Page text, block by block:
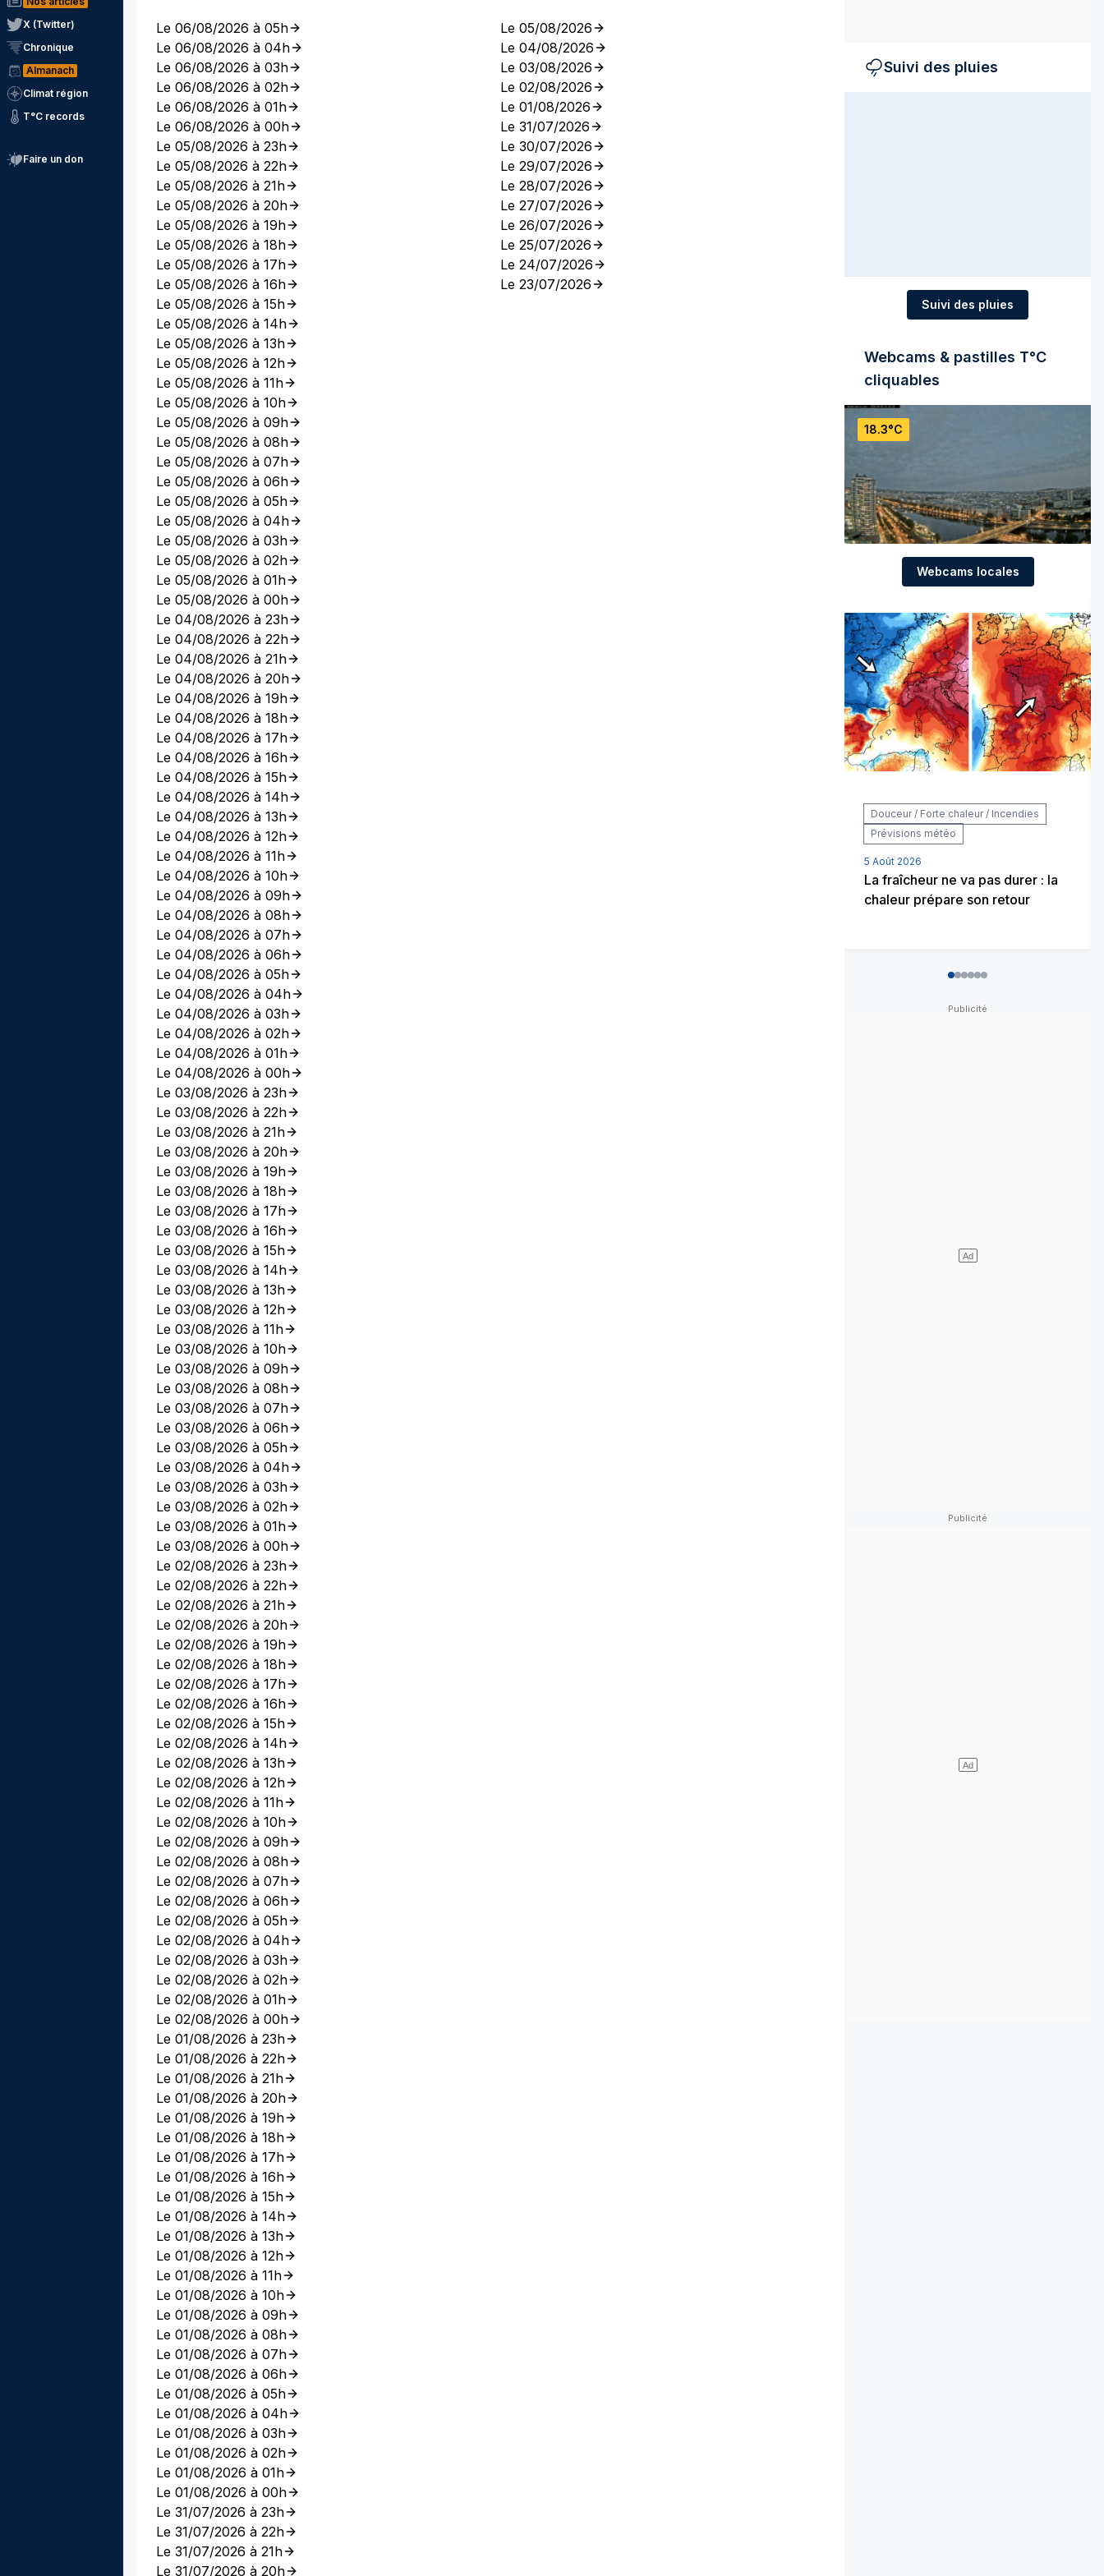
X (Twitter)
Chronique
Almanach
Climat région
T°C records
Faire un don
Le 06/08/2026 à 05h
Le 06/08/2026 à 04h
Le 06/08/2026 à 03h
Le 06/08/2026 à 02h
Le 06/08/2026 à 01h
Le 06/08/2026 à 00h
Le 05/08/2026 à 23h
Le 05/08/2026 à 22h
Le 05/08/2026 à 21h
Le 05/08/2026 à 20h
Le 05/08/2026 à 19h
Le 05/08/2026 à 18h
Le 05/08/2026 à 17h
Le 05/08/2026 à 16h
Le 05/08/2026 à 15h
Le 05/08/2026 à 14h
Le 05/08/2026 à 13h
Le 05/08/2026 à 12h
Le 05/08/2026 à 11h
Le 05/08/2026 à 10h
Le 05/08/2026 à 09h
Le 05/08/2026 à 08h
Le 05/08/2026 à 07h
Le 05/08/2026 à 06h
Le 05/08/2026 à 05h
Le 05/08/2026 à 04h
Le 05/08/2026 à 03h
Le 05/08/2026 à 02h
Le 05/08/2026 à 01h
Le 05/08/2026 à 00h
Le 04/08/2026 à 23h
Le 04/08/2026 à 22h
Le 04/08/2026 à 21h
Le 04/08/2026 à 20h
Le 04/08/2026 à 19h
Le 04/08/2026 à 18h
Le 04/08/2026 à 17h
Le 04/08/2026 à 16h
Le 04/08/2026 à 15h
Le 04/08/2026 à 14h
Le 04/08/2026 à 13h
Le 04/08/2026 à 12h
Le 04/08/2026 à 11h
Le 04/08/2026 à 10h
Le 04/08/2026 à 09h
Le 04/08/2026 à 08h
Le 04/08/2026 à 07h
Le 04/08/2026 à 06h
Le 04/08/2026 à 05h
Le 04/08/2026 à 04h
Le 04/08/2026 à 03h
Le 04/08/2026 à 02h
Le 04/08/2026 à 01h
Le 04/08/2026 à 00h
Le 03/08/2026 à 23h
Le 03/08/2026 à 22h
Le 03/08/2026 à 21h
Le 03/08/2026 à 20h
Le 03/08/2026 à 19h
Le 03/08/2026 à 18h
Le 03/08/2026 à 17h
Le 03/08/2026 à 16h
Le 03/08/2026 à 15h
Le 03/08/2026 à 14h
Le 03/08/2026 à 13h
Le 03/08/2026 à 12h
Le 03/08/2026 à 11h
Le 03/08/2026 à 10h
Le 03/08/2026 à 09h
Le 03/08/2026 à 08h
Le 03/08/2026 à 07h
Le 03/08/2026 à 06h
Le 03/08/2026 à 05h
Le 03/08/2026 à 04h
Le 03/08/2026 à 03h
Le 03/08/2026 à 02h
Le 03/08/2026 à 01h
Le 03/08/2026 à 00h
Le 02/08/2026 à 23h
Le 02/08/2026 à 22h
Le 02/08/2026 à 21h
Le 02/08/2026 à 20h
Le 02/08/2026 à 19h
Le 02/08/2026 à 18h
Le 02/08/2026 à 17h
Le 02/08/2026 à 16h
Le 02/08/2026 à 15h
Le 02/08/2026 à 14h
Le 02/08/2026 à 13h
Le 02/08/2026 à 12h
Le 02/08/2026 à 11h
Le 02/08/2026 à 10h
Le 02/08/2026 à 09h
Le 02/08/2026 à 08h
Le 02/08/2026 à 07h
Le 02/08/2026 à 06h
Le 02/08/2026 à 05h
Le 02/08/2026 à 04h
Le 02/08/2026 à 03h
Le 02/08/2026 à 02h
Le 02/08/2026 à 01h
Le 02/08/2026 à 00h
Le 01/08/2026 à 23h
Le 01/08/2026 à 22h
Le 01/08/2026 à 21h
Le 01/08/2026 à 20h
Le 01/08/2026 à 19h
Le 01/08/2026 à 18h
Le 01/08/2026 à 17h
Le 01/08/2026 à 16h
Le 01/08/2026 à 15h
Le 01/08/2026 à 14h
Le 01/08/2026 à 13h
Le 01/08/2026 à 12h
Le 01/08/2026 à 11h
Le 01/08/2026 à 10h
Le 01/08/2026 à 09h
Le 01/08/2026 à 08h
Le 01/08/2026 à 07h
Le 01/08/2026 à 06h
Le 01/08/2026 à 05h
Le 01/08/2026 à 04h
Le 01/08/2026 à 03h
Le 01/08/2026 à 02h
Le 01/08/2026 à 01h
Le 01/08/2026 à 00h
Le 31/07/2026 à 23h
Le 31/07/2026 à 22h
Le 31/07/2026 à 21h
Le 31/07/2026 à 20h
Le 05/08/2026
Le 04/08/2026
Le 03/08/2026
Le 02/08/2026
Le 01/08/2026
Le 31/07/2026
Le 30/07/2026
Le 29/07/2026
Le 28/07/2026
Le 27/07/2026
Le 26/07/2026
Le 25/07/2026
Le 24/07/2026
Le 23/07/2026
Suivi des pluies
Suivi des pluies
Webcams & pastilles T°C
cliquables
18.3°C
Webcams locales
Douceur / Forte chaleur / Incendies
Prévisions météo
5 Août 2026
La fraîcheur ne va pas durer : la
chaleur prépare son retour
012345